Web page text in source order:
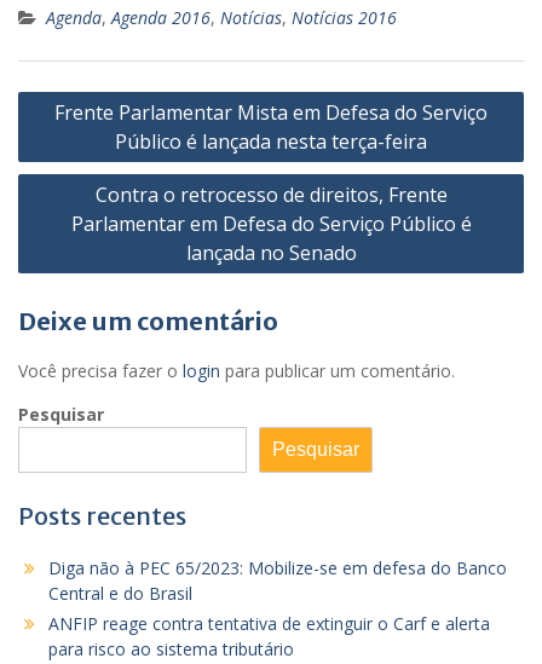
Agenda, Agenda 2016, Notícias, Notícias 2016
Navegação
Post
Frente Parlamentar Mista em Defesa do Serviço
Público é lançada nesta terça-feira
Contra o retrocesso de direitos, Frente
Parlamentar em Defesa do Serviço Público é
lançada no Senado
Deixe um comentário
Você precisa fazer o login para publicar um comentário.
Pesquisar
Pesquisar
Posts recentes
Diga não à PEC 65/2023: Mobilize-se em defesa do Banco
Central e do Brasil
ANFIP reage contra tentativa de extinguir o Carf e alerta
para risco ao sistema tributário